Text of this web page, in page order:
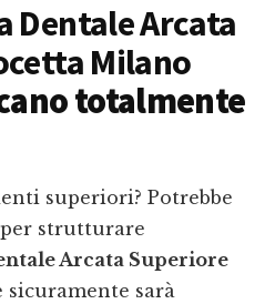
Dentale Arcata
Milano
totalmente
superiori? Potrebbe
per strutturare
Arcata Superiore
sicuramente sarà